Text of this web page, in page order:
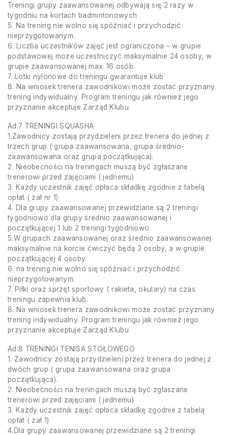
Treningi grupy zaawansowanej odbywają się 2 razy w
tygodniu na kortach badmintonowych
5. Na trening nie wolno się spóźniać i przychodzić
nieprzygotowanym.
6. Liczba uczestników zajęć jest ograniczona – w grupie
podstawowej może uczestniczyć maksymalnie 24 osoby, w
grupie zaawansowanej max. 16 osób.
7. Lotki nylonowe do treningu gwarantuje klub
8. Na wniosek trenera zawodnikowi może zostać przyznany
trening indywidualny. Program treningu jak również jego
przyznanie akceptuje Zarząd Klubu.
Ad.7 TRENINGI SQUASHA
1.Zawodnicy zostają przydzieleni przez trenera do jednej z
trzech grup ( grupa zaawansowana, grupa średnio-
zaawansowana oraz grupa początkująca).
2. Nieobecności na treningach muszą być zgłaszane
trenerowi przed zajęciami ( jednemu)
3. Każdy uczestnik zajęć opłaca składkę zgodnie z tabelą
opłat ( zał nr 1)
4. Dla grupy zaawansowanej przewidziane są 2 treningi
tygodniowo dla grupy średnio zaawansowanej i
początkującej 1 lub 2 treningi tygodniowo.
5.W grupach zaawansowanej oraz średnio zaawansowanej
maksymalnie na korcie ćwiczyć będą 3 osoby, a w grupie
początkującej 4 osoby.
6. na trening nie wolno się spóźniać i przychodzić
nieprzygotowanym.
7. Piłki oraz sprzęt sportowy ( rakieta, okulary) na czas
treningu zapewnia klub.
8. Na wniosek trenera zawodnikowi może zostać przyznany
trening indywidualny. Program treningu jak również jego
przyznanie akceptuje Zarząd Klubu
Ad.8 TRENINGI TENISA STOŁOWEGO
1. Zawodnicy zostają przydzieleni przez trenera do jednej z
dwóch grup ( grupa zaawansowana oraz grupa
początkująca).
2. Nieobecności na treningach muszą być zgłaszane
trenerowi przed zajęciami ( jednemu)
3. Każdy uczestnik zajęć opłaca składkę zgodnie z tabelą
opłat ( zał 1)
4.Dla grupy zaawansowanej przewidziane są 2 treningi